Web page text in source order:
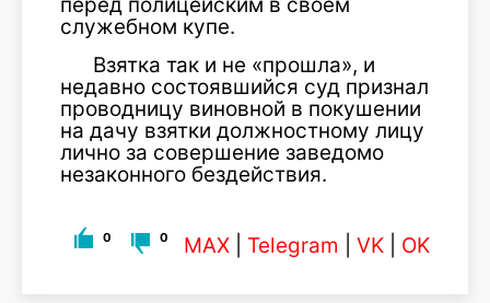
служебном купе.
Взятка так и не «прошла», и
недавно состоявшийся суд признал
проводницу виновной в покушении
на дачу взятки должностному лицу
лично за совершение заведомо
незаконного бездействия.
0 0 MAX Telegram VK OK